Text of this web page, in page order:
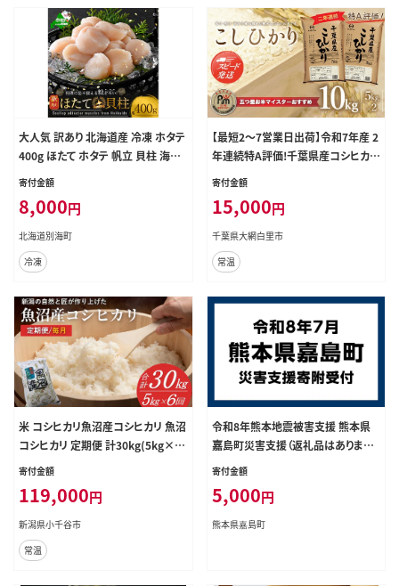
大人気 訳あり 北海道産 冷凍 ホタテ
400g ほたて ホタテ 帆立 貝柱 海鮮
魚介類 刺身 大粒 天然 海鮮 ランキ
ング 大人気 人気 おすすめ 訳あり ）
寄付金額
8,000円
北海道別海町
冷凍
【最短2～7営業日出荷】令和7年産 2
年連続特A評価!千葉県産コシヒカリ
10kg（5kg×2袋） お米 10kg 千葉県
産 大網白里市 コシヒカリ 米 精米 こ
め 送料無料 E001
寄付金額
15,000円
千葉県大網白里市
常温
米 コシヒカリ魚沼産コシヒカリ 魚沼
コシヒカリ 定期便 計30kg(5kg×6
回) 毎月お届け 令和8年産 先行予約
魚沼こしひかり 新潟県産コシヒカリ
新潟産コシヒカリ 新潟県産こしひか
り こしひかり 新潟産こしひかり 新潟
こしひかり 新潟コシヒカリ お米 白米
寄付金額
119,000円
新潟県小千谷市
常温
令和8年熊本地震被害支援 熊本県
嘉島町災害支援（返礼品はありませ
ん） KK007
寄付金額
5,000円
熊本県嘉島町